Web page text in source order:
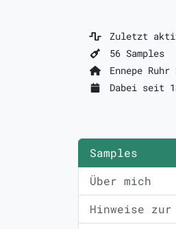
Zuletzt
56 Samples
Ennepe
Dabei seit
Samples
Über mich
Hinweise zur